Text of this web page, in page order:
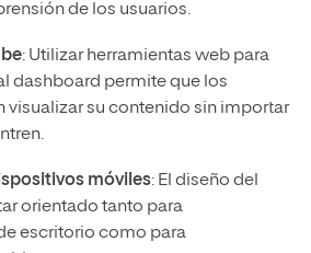
de los usuarios.
: Utilizar herramientas web para
dashboard permite que los
visualizar su contenido sin importar
móviles: El diseño del
orientado tanto para
escritorio como para